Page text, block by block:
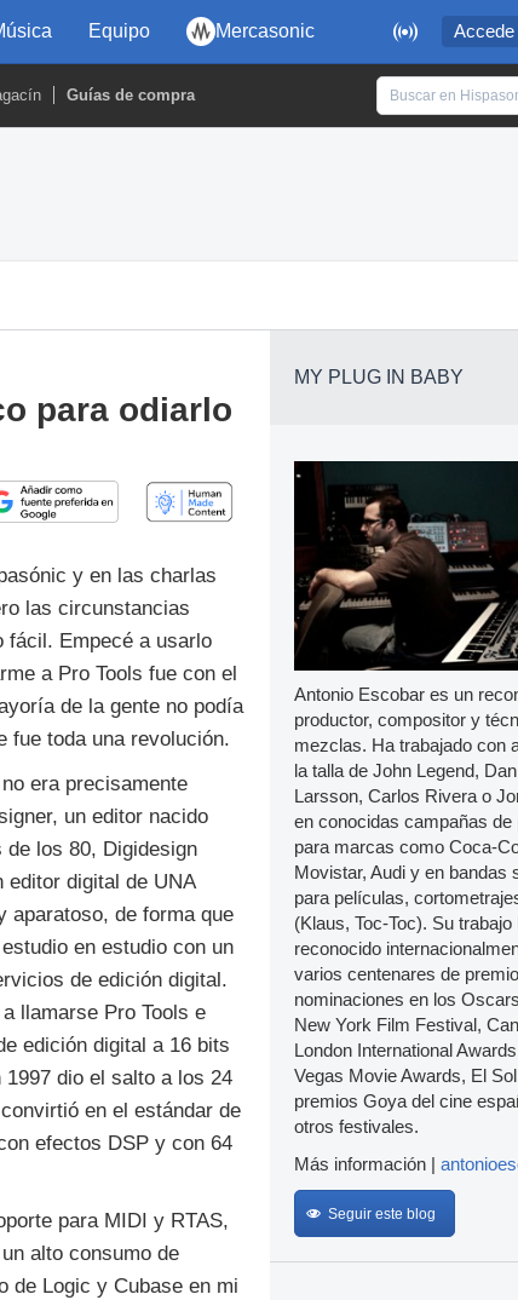
 Accede
Equipo Mercasonic
Guías de compra
para odiarlo
y en las charlas
las circunstancias
fácil. Empecé a usarlo
a Pro Tools fue con el
de la gente no podía
fue toda una revolución.
era precisamente
un editor nacido
de los 80, Digidesign
editor digital de UNA
aparatoso, de forma que
en estudio con un
de edición digital.
llamarse Pro Tools e
edición digital a 16 bits
dio el salto a los 24
en el estándar de
efectos DSP y con 64
para MIDI y RTAS,
alto consumo de
de Logic y Cubase en mi
MY PLUG IN BABY
Antonio Escobar es un
productor, compositor y
mezclas. Ha trabajado con
la talla de John Legend,
Larsson, Carlos Rivera o
en conocidas campañas de
para marcas como Coca-
Movistar, Audi y en bandas
para películas,
(Klaus, Toc-Toc). Su trabajo
reconocido
varios centenares de
nominaciones en los
New York Film Festival,
London International
Vegas Movie Awards, El
premios Goya del cine
otros festivales.
Más información |
Seguir este blog